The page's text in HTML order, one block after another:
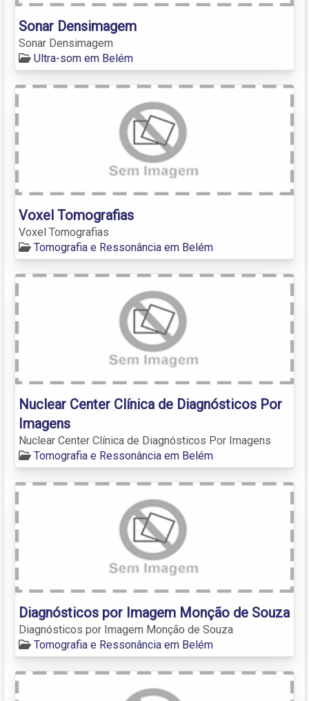
Sonar Densimagem
Sonar Densimagem
Ultra-som em Belém
Voxel Tomografias
Voxel Tomografias
Tomografia e Ressonância em Belém
Nuclear Center Clínica de Diagnósticos Por
Imagens
Nuclear Center Clínica de Diagnósticos Por Imagens
Tomografia e Ressonância em Belém
Diagnósticos por Imagem Monção de Souza
Diagnósticos por Imagem Monção de Souza
Tomografia e Ressonância em Belém